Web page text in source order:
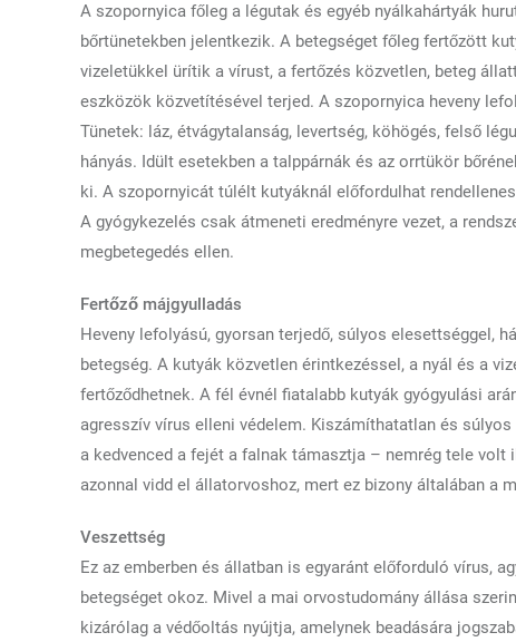
A szopornyica főleg a légutak és egyéb nyálkahártyák
bőrtünetekben jelentkezik. A betegséget főleg fertőzött
vizeletükkel ürítik a vírust, a fertőzés közvetlen, beteg
eszközök közvetítésével terjed. A szopornyica heveny
Tünetek: láz, étvágytalanság, levertség, köhögés, felső
hányás. Idült esetekben a talppárnák és az orrtükör
ki. A szopornyicát túlélt kutyáknál előfordulhat
A gyógykezelés csak átmeneti eredményre vezet, a
megbetegedés ellen.
Fertőző májgyulladás
Heveny lefolyású, gyorsan terjedő, súlyos elesettséggel,
betegség. A kutyák közvetlen érintkezéssel, a nyál és a
fertőződhetnek. A fél évnél fiatalabb kutyák gyógyulási
agresszív vírus elleni védelem. Kiszámíthatatlan és
a kedvenced a fejét a falnak támasztja – nemrég tele
azonnal vidd el állatorvoshoz, mert ez bizony általában a
Veszettség
Ez az emberben és állatban is egyaránt előforduló vírus,
betegséget okoz. Mivel a mai orvostudomány állása
kizárólag a védőoltás nyújtja, amelynek beadására